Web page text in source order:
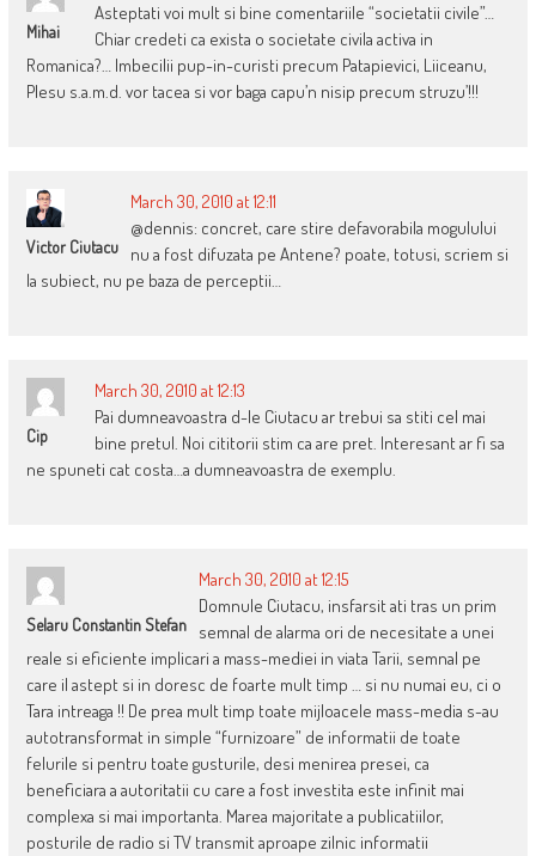
Mihai
Asteptati voi mult si bine comentariile “societatii civile”…
Chiar credeti ca exista o societate civila activa in
Romanica?… Imbecilii pup-in-curisti precum Patapievici, Liiceanu,
Plesu s.a.m.d. vor tacea si vor baga capu’n nisip precum struzu’!!!
Victor Ciutacu
March 30, 2010 at 12:11
@dennis: concret, care stire defavorabila mogulului
nu a fost difuzata pe Antene? poate, totusi, scriem si
la subiect, nu pe baza de perceptii…
Cip
March 30, 2010 at 12:13
Pai dumneavoastra d-le Ciutacu ar trebui sa stiti cel mai
bine pretul. Noi cititorii stim ca are pret. Interesant ar fi sa
ne spuneti cat costa…a dumneavoastra de exemplu.
Selaru Constantin Stefan
March 30, 2010 at 12:15
Domnule Ciutacu, insfarsit ati tras un prim
semnal de alarma ori de necesitate a unei
reale si eficiente implicari a mass-mediei in viata Tarii, semnal pe
care il astept si in doresc de foarte mult timp … si nu numai eu, ci o
Tara intreaga !! De prea mult timp toate mijloacele mass-media s-au
autotransformat in simple “furnizoare” de informatii de toate
felurile si pentru toate gusturile, desi menirea presei, ca
beneficiara a autoritatii cu care a fost investita este infinit mai
complexa si mai importanta. Marea majoritate a publicatiilor,
posturile de radio si TV transmit aproape zilnic informatii